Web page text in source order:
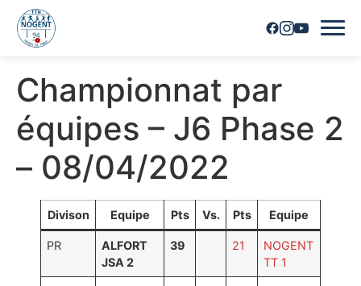
Accueil
Horaires
Inscriptions
Nous contacter
Les joueurs
Championnat par
équipes – J6 Phase 2
– 08/04/2022
Divison Equipe Pts Vs. Pts Equipe
PR
ALFORT
JSA 2
39 21
NOGENT
TT 1